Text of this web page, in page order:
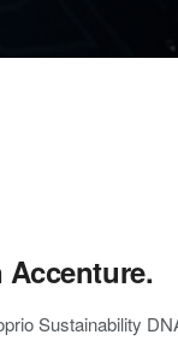
Sustainability